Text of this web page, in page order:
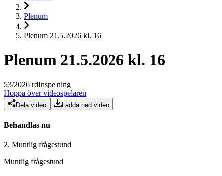
Plenum
Plenum 21.5.2026 kl. 16
Plenum 21.5.2026 kl. 16
53/2026 rdInspelning
Hoppa över videospelaren
Dela video Ladda ned video
Behandlas nu
2. Muntlig frågestund
Muntlig frågestund